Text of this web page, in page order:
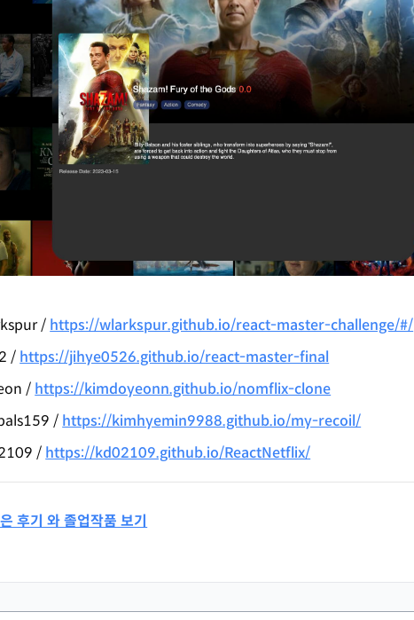
/ https://wlarkspur.github.io/react-master-challenge/#/
/ https://jihye0526.github.io/react-master-final
/ https://kimdoyeonn.github.io/nomflix-clone
/ https://kimhyemin9988.github.io/my-recoil/
/ https://kd02109.github.io/ReactNetflix/
후기 와 졸업작품 보기